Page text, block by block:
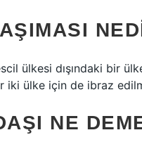
ülkesi dışındaki bir
iki ülke için de ibraz
NE